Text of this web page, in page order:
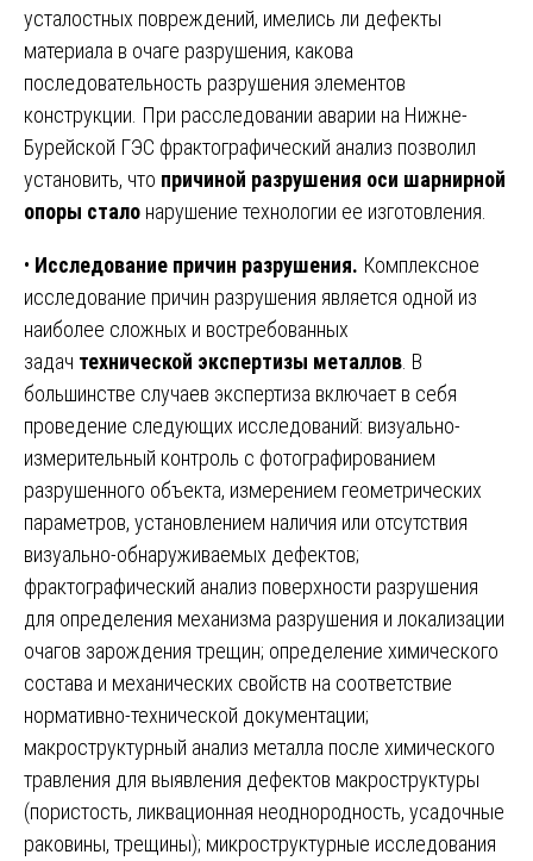
усталостных повреждений, имелись ли дефекты
материала в очаге разрушения, какова
последовательность разрушения элементов
конструкции. При расследовании аварии на Нижне-
Бурейской ГЭС фрактографический анализ позволил
установить, что причиной разрушения оси шарнирной
опоры стало нарушение технологии ее изготовления.
• Исследование причин разрушения. Комплексное
исследование причин разрушения является одной из
наиболее сложных и востребованных
задач технической экспертизы металлов . В
большинстве случаев экспертиза включает в себя
проведение следующих исследований: визуально-
измерительный контроль с фотографированием
разрушенного объекта, измерением геометрических
параметров, установлением наличия или отсутствия
визуально-обнаруживаемых дефектов;
фрактографический анализ поверхности разрушения
для определения механизма разрушения и локализации
очагов зарождения трещин; определение химического
состава и механических свойств на соответствие
нормативно-технической документации;
макроструктурный анализ металла после химического
травления для выявления дефектов макроструктуры
(пористость, ликвационная неоднородность, усадочные
раковины, трещины); микроструктурные исследования